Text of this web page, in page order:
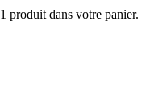
produit dans votre panier.